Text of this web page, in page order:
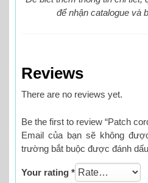
để nhận catalogue và
Reviews
There are no reviews yet.
Be the first to review “Patch
Email của bạn sẽ không
trường bắt buộc được đánh dấu
Your rating *